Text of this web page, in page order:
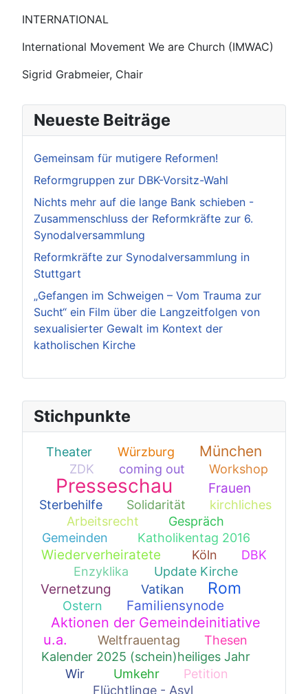
Stichpunkte
Theater Würzburg München
ZDK coming out Workshop
Presseschau Frauen
Sterbehilfe Solidarität
kirchliches
Arbeitsrecht
Gespräch
Gemeinden Katholikentag 2016
Wiederverheiratete Köln DBK
Enzyklika Update Kirche
Vernetzung Vatikan Rom
Ostern Familiensynode
Aktionen der Gemeindeinitiative
u.a.
Weltfrauentag Thesen
Kalender 2025 (schein)heiliges Jahr
Wir Umkehr Petition
Flüchtlinge - Asyl
INTERNATIONAL
International Movement We are Church (IMWAC)
Sigrid Grabmeier, Chair
Neueste Beiträge
Gemeinsam für mutigere Reformen!
Reformgruppen zur DBK-Vorsitz-Wahl
Nichts mehr auf die lange Bank schieben -
Zusammenschluss der Reformkräfte zur 6.
Synodalversammlung
Reformkräfte zur Synodalversammlung in
Stuttgart
„Gefangen im Schweigen – Vom Trauma zur
Sucht“ ein Film über die Langzeitfolgen von
sexualisierter Gewalt im Kontext der
katholischen Kirche